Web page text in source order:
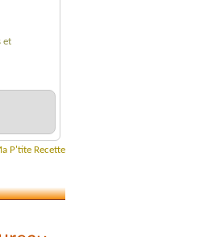
et
P'tite Recette